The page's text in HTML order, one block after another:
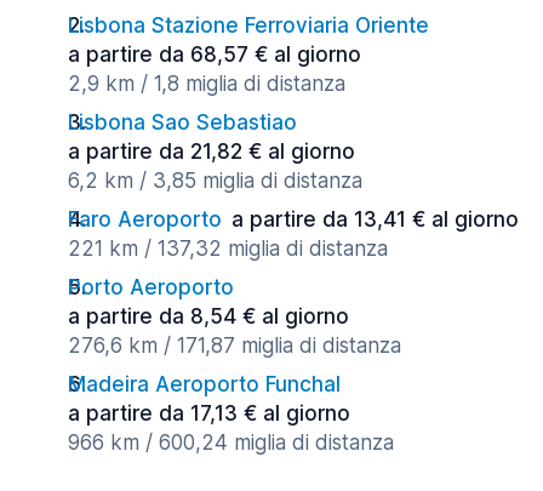
Lisbona Stazione Ferroviaria Oriente
a partire da 68,57 € al giorno
2,9 km / 1,8 miglia di distanza
Lisbona Sao Sebastiao
a partire da 21,82 € al giorno
6,2 km / 3,85 miglia di distanza
Faro Aeroporto a partire da 13,41 € al giorno
221 km / 137,32 miglia di distanza
Porto Aeroporto
a partire da 8,54 € al giorno
276,6 km / 171,87 miglia di distanza
Madeira Aeroporto Funchal
a partire da 17,13 € al giorno
966 km / 600,24 miglia di distanza